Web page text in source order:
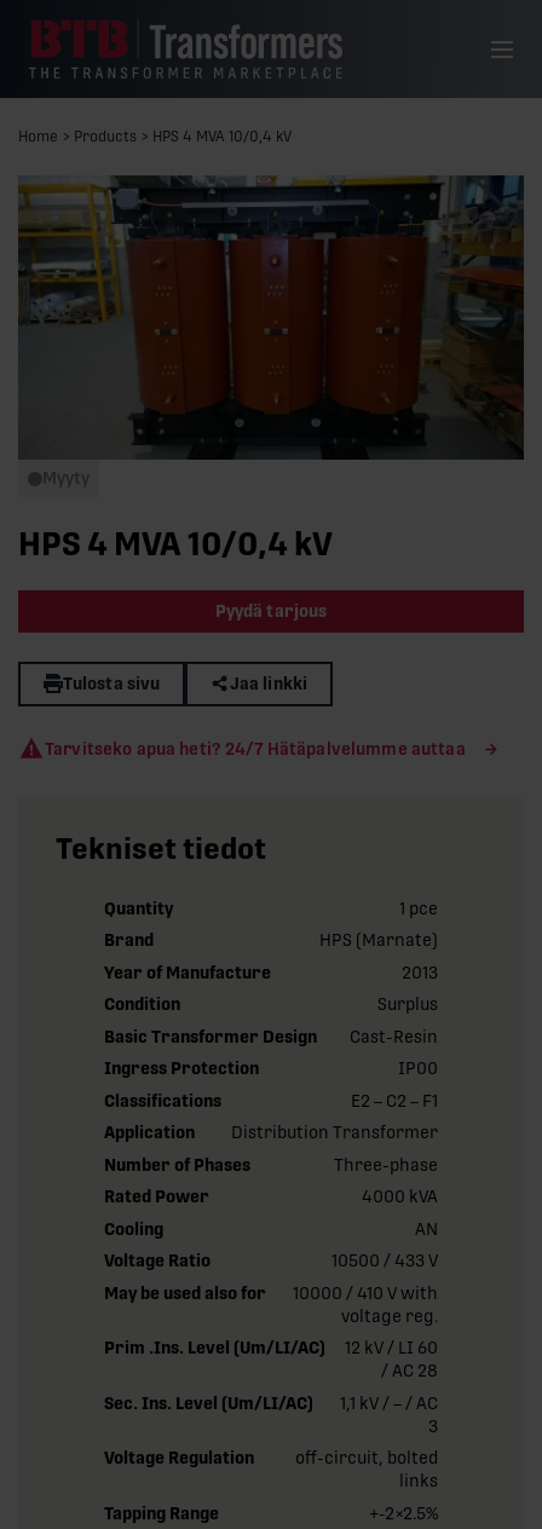
Valikko
Home > Products > HPS 4 MVA 10/0,4 kV
Myyty
HPS 4 MVA 10/0,4 kV
Pyydä tarjous
Tulosta sivu Jaa linkki
Tarvitseko apua heti? 24/7 Hätäpalvelumme auttaa
Tekniset tiedot
Quantity
1 pce
Brand
HPS (Marnate)
Year of Manufacture
2013
Condition
Surplus
Basic Transformer Design
Cast-Resin
Ingress Protection
IP00
Classifications
E2 – C2 – F1
Application
Distribution Transformer
Number of Phases
Three-phase
Rated Power
4000 kVA
Cooling
AN
Voltage Ratio
10500 / 433 V
May be used also for
10000 / 410 V with
voltage reg.
Prim .Ins. Level (Um/LI/AC)
12 kV / LI 60
/ AC 28
Sec. Ins. Level (Um/LI/AC)
1,1 kV / – / AC
3
Voltage Regulation
off-circuit, bolted
links
Tapping Range
+-2×2.5%